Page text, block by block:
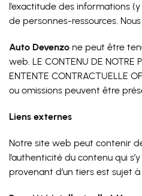
l’exactitude des informations
de personnes-ressources.
Auto Devenzo ne peut être
web. LE CONTENU DE NOTRE
ENTENTE CONTRACTUELLE
ou omissions peuvent être
Liens externes
Notre site web peut contenir
l’authenticité du contenu qui
provenant d’un tiers est sujet